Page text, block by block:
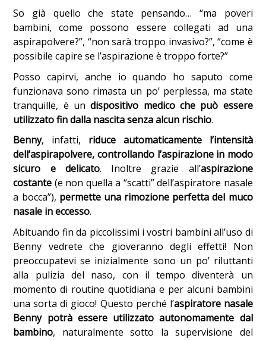
So già quello che state pensando… “ma poveri
bambini, come possono essere collegati ad una
aspirapolvere?”, “non sarà troppo invasivo?”, “come è
possibile capire se l’aspirazione è troppo forte?”
Posso capirvi, anche io quando ho saputo come
funzionava sono rimasta un po’ perplessa, ma state
tranquille, è undispositivo medico che può essere
utilizzato fin dalla nascita senza alcun rischio.
Benny, infatti, riduce automaticamente l’intensità
dell’aspirapolvere, controllando l’aspirazione in modo
sicuro e delicato. Inoltre grazie all’aspirazione
costante (e non quella a “scatti” dell’aspiratore nasale
a bocca”), permette una rimozione perfetta del muco
nasale in eccesso.
Abituando fin da piccolissimi i vostri bambini all’uso di
Benny vedrete che gioveranno degli effetti! Non
preoccupatevi se inizialmente sono un po’ riluttanti
alla pulizia del naso, con il tempo diventerà un
momento di routine quotidiana e per alcuni bambini
una sorta di gioco! Questo perché l’aspiratore nasale
Benny potrà essere utilizzato autonomamente dal
bambino, naturalmente sotto la supervisione del